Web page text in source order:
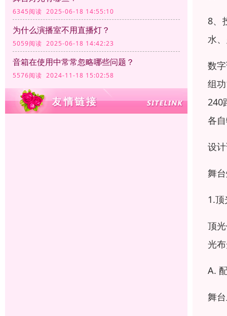
6345阅读 2025-06-18 14:55:10
为什么演播室不用直播灯？
5059阅读 2025-06-18 14:42:23
音箱在使用中常常忽略哪些问题？
5576阅读 2024-11-18 15:02:58
8、
水
数
组
240
各
设
舞
1.
顶
光
A.
舞